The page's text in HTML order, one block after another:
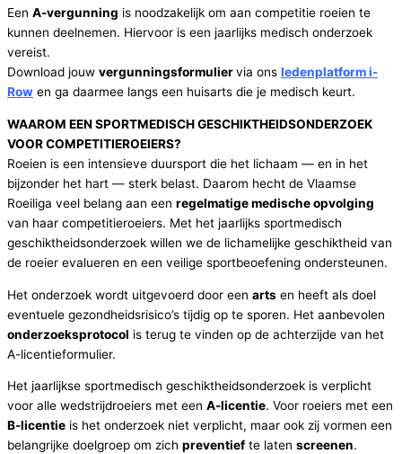
Een A-vergunning is noodzakelijk om aan competitie roeien te
kunnen deelnemen. Hiervoor is een jaarlijks medisch onderzoek
vereist.
Download jouw vergunningsformuliervia ons ledenplatform i-
Row en ga daarmee langs een huisarts die je medisch keurt.
WAAROM EEN SPORTMEDISCH GESCHIKTHEIDSONDERZOEK
VOOR COMPETITIEROEIERS?
Roeien is een intensieve duursport die het lichaam — en in het
bijzonder het hart — sterk belast. Daarom hecht de Vlaamse
Roeiliga veel belang aan een regelmatige medische opvolging
van haar competitieroeiers. Met het jaarlijks sportmedisch
geschiktheidsonderzoek willen we de lichamelijke geschiktheid van
de roeier evalueren en een veilige sportbeoefening ondersteunen.
Het onderzoek wordt uitgevoerd door een arts en heeft als doel
eventuele gezondheidsrisico’s tijdig op te sporen. Het aanbevolen
onderzoeksprotocol is terug te vinden op de achterzijde van het
A-licentieformulier.
Het jaarlijkse sportmedisch geschiktheidsonderzoek is verplicht
voor alle wedstrijdroeiers met een A-licentie. Voor roeiers met een
B-licentie is het onderzoek niet verplicht, maar ook zij vormen een
belangrijke doelgroep om zich preventief te laten screenen.